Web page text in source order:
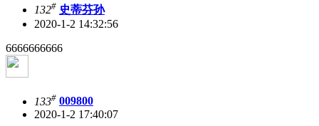
132# 史蒂芬孙
2020-1-2 14:32:56
6666666666
133# 009800
2020-1-2 17:40:07